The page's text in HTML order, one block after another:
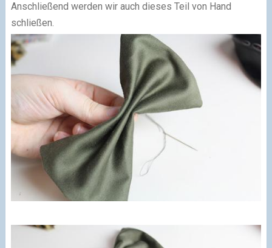
Anschließend werden wir auch dieses Teil von Hand
schließen.